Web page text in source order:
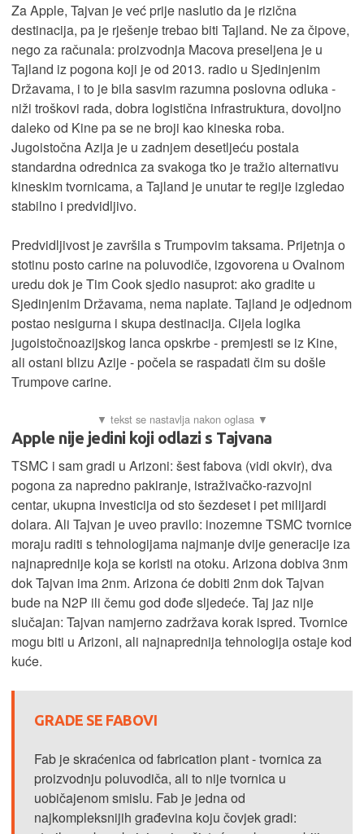
Za Apple, Tajvan je već prije naslutio da je rizična
destinacija, pa je rješenje trebao biti Tajland. Ne za čipove,
nego za računala: proizvodnja Macova preseljena je u
Tajland iz pogona koji je od 2013. radio u Sjedinjenim
Državama, i to je bila sasvim razumna poslovna odluka -
niži troškovi rada, dobra logistična infrastruktura, dovoljno
daleko od Kine pa se ne broji kao kineska roba.
Jugoistočna Azija je u zadnjem desetljeću postala
standardna odrednica za svakoga tko je tražio alternativu
kineskim tvornicama, a Tajland je unutar te regije izgledao
stabilno i predvidljivo.
Predvidljivost je završila s Trumpovim taksama. Prijetnja o
stotinu posto carine na poluvodiče, izgovorena u Ovalnom
uredu dok je Tim Cook sjedio nasuprot: ako gradite u
Sjedinjenim Državama, nema naplate. Tajland je odjednom
postao nesigurna i skupa destinacija. Cijela logika
jugoistočnoazijskog lanca opskrbe - premjesti se iz Kine,
ali ostani blizu Azije - počela se raspadati čim su došle
Trumpove carine.
Apple nije jedini koji odlazi s Tajvana
TSMC i sam gradi u Arizoni: šest fabova (vidi okvir), dva
pogona za napredno pakiranje, istraživačko-razvojni
centar, ukupna investicija od sto šezdeset i pet milijardi
dolara. Ali Tajvan je uveo pravilo: inozemne TSMC tvornice
moraju raditi s tehnologijama najmanje dvije generacije iza
najnaprednije koja se koristi na otoku. Arizona dobiva 3nm
dok Tajvan ima 2nm. Arizona će dobiti 2nm dok Tajvan
bude na N2P ili čemu god dođe sljedeće. Taj jaz nije
slučajan: Tajvan namjerno zadržava korak ispred. Tvornice
mogu biti u Arizoni, ali najnaprednija tehnologija ostaje kod
kuće.
GRADE SE FABOVI
Fab je skraćenica od fabrication plant - tvornica za
proizvodnju poluvodiča, ali to nije tvornica u
uobičajenom smislu. Fab je jedna od
najkompleksnijih građevina koju čovjek gradi: